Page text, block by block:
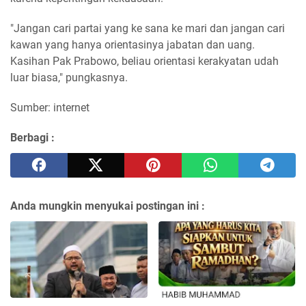
"Jangan cari partai yang ke sana ke mari dan jangan cari
kawan yang hanya orientasinya jabatan dan uang.
Kasihan Pak Prabowo, beliau orientasi kerakyatan udah
luar biasa," pungkasnya.
Sumber: internet
Berbagi :
Anda mungkin menyukai postingan ini :